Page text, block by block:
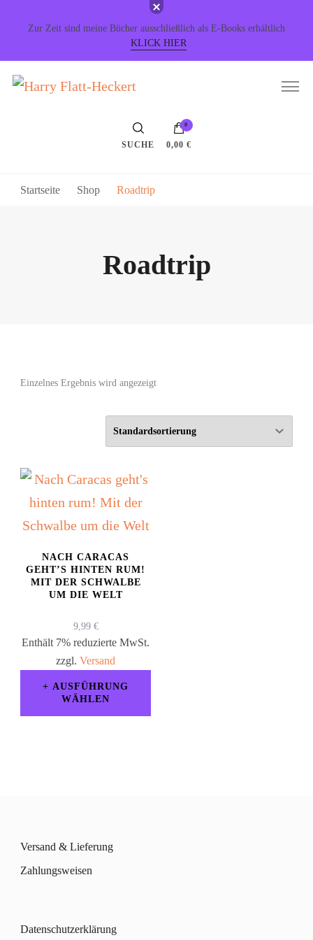
Zur Zeit sind meine Bücher ausschließlich als E-Books erhältlich
KLICK HIER
Harry Flatt-Heckert
Schreiberei
SUCHE
0
0,00 €
Startseite Shop Roadtrip
Roadtrip
Einzelnes Ergebnis wird angezeigt
NACH CARACAS
GEHT’S HINTEN RUM!
MIT DER SCHWALBE
UM DIE WELT
9,99 €
Enthält 7% reduzierte MwSt.
zzgl.Versand
AUSFÜHRUNG
WÄHLEN
auf.
Die
auf
Versand & Lieferung
Zahlungsweisen
Datenschutzerklärung